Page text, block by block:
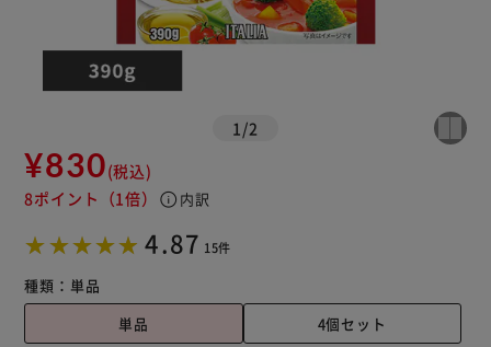
1 /2
¥830(税込)
8ポイント （1倍） info 内訳
4.87 15件
種類： 単品
単品
4個セット